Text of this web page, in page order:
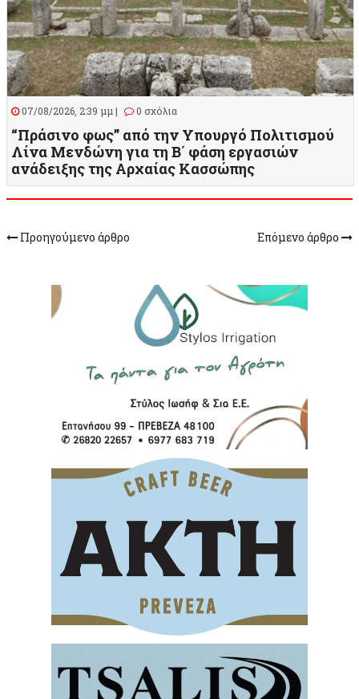
07/08/2026, 2:39 μμ | 0 σχόλια
“Πράσινο φως” από την Υπουργό Πολιτισμού
Λίνα Μενδώνη για τη Β΄ φάση εργασιών
ανάδειξης της Αρχαίας Κασσώπης
Προηγούμενο άρθρο Επόμενο άρθρο